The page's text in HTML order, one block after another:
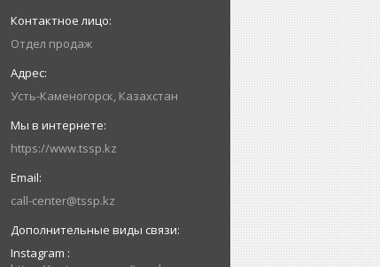
Отдел продаж
Усть-Каменогорск, Казахстан
https://www.tssp.kz
call-center@tssp.kz
Instagram